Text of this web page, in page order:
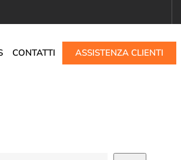
CONTATTI ASSISTENZA CLIENTI